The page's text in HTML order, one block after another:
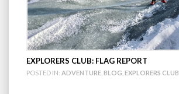
EXPLORERS CLUB: FLAG REPORT
POSTED IN: ADVENTURE BLOG EXPLORERS CLUB